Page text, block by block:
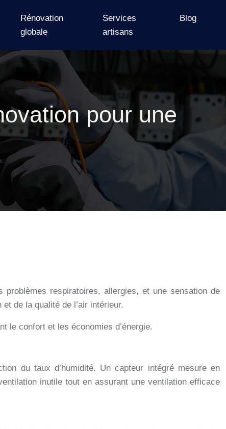
Rénovation
globale
Services
artisans
Blog
pour une
respiratoires, allergies, et une sensation de
de la qualité de l’air intérieur.
le confort et les économies d’énergie.
du taux d’humidité. Un capteur intégré mesure en
inutile tout en assurant une ventilation efficace